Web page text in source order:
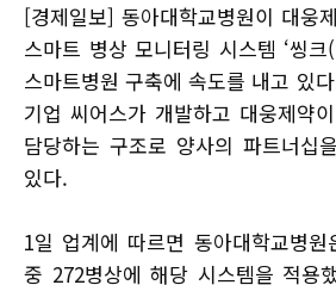
[경제일보] 동아대학교병원이 대웅
스마트 병상 모니터링 시스템 ‘씽
스마트병원 구축에 속도를 내고 있
기업 씨어스가 개발하고 대웅제약
담당하는 구조로 양사의 파트너십
있다.
1일 업계에 따르면 동아대학교병
중 272병상에 해당 시스템을 적용